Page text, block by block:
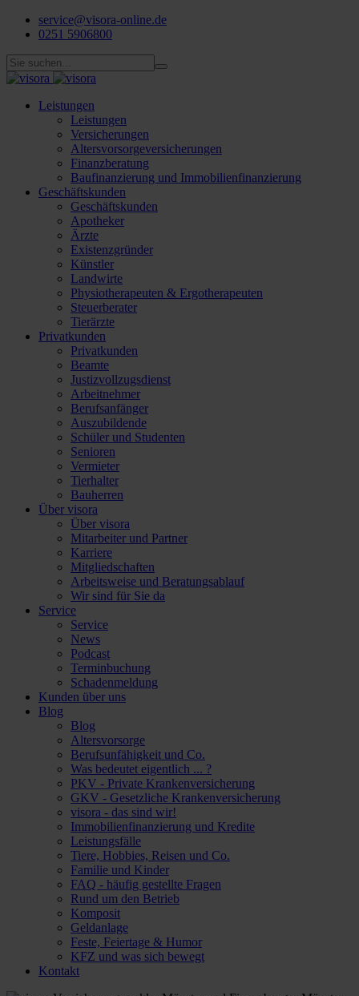
service@visora-online.de
0251 5906800
Leistungen
Leistungen
Versicherungen
Altersvorsorgeversicherungen
Finanzberatung
Baufinanzierung und Immobilienfinanzierung
Geschäftskunden
Geschäftskunden
Apotheker
Ärzte
Existenzgründer
Künstler
Landwirte
Physiotherapeuten & Ergotherapeuten
Steuerberater
Tierärzte
Privatkunden
Privatkunden
Beamte
Justizvollzugsdienst
Arbeitnehmer
Berufsanfänger
Auszubildende
Schüler und Studenten
Senioren
Vermieter
Tierhalter
Bauherren
Über visora
Über visora
Mitarbeiter und Partner
Karriere
Mitgliedschaften
Arbeitsweise und Beratungsablauf
Wir sind für Sie da
Service
Service
News
Podcast
Terminbuchung
Schadenmeldung
Kunden über uns
Blog
Blog
Altersvorsorge
Berufsunfähigkeit und Co.
Was bedeutet eigentlich ... ?
PKV - Private Krankenversicherung
GKV - Gesetzliche Krankenversicherung
visora - das sind wir!
Immobilienfinanzierung und Kredite
Leistungsfälle
Tiere, Hobbies, Reisen und Co.
Familie und Kinder
FAQ - häufig gestellte Fragen
Rund um den Betrieb
Komposit
Geldanlage
Feste, Feiertage & Humor
KFZ und was sich bewegt
Kontakt